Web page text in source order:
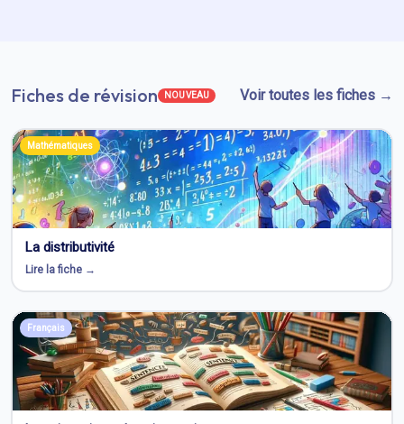
Fiches de révision NOUVEAU Voir toutes les fiches →
Mathématiques
La distributivité
Lire la fiche →
Français